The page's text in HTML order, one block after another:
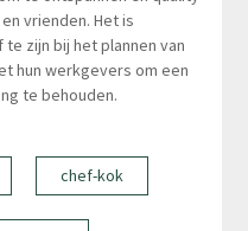
vrienden. Het is
zijn bij het plannen van
hun werkgevers om een
te behouden.
chef-kok